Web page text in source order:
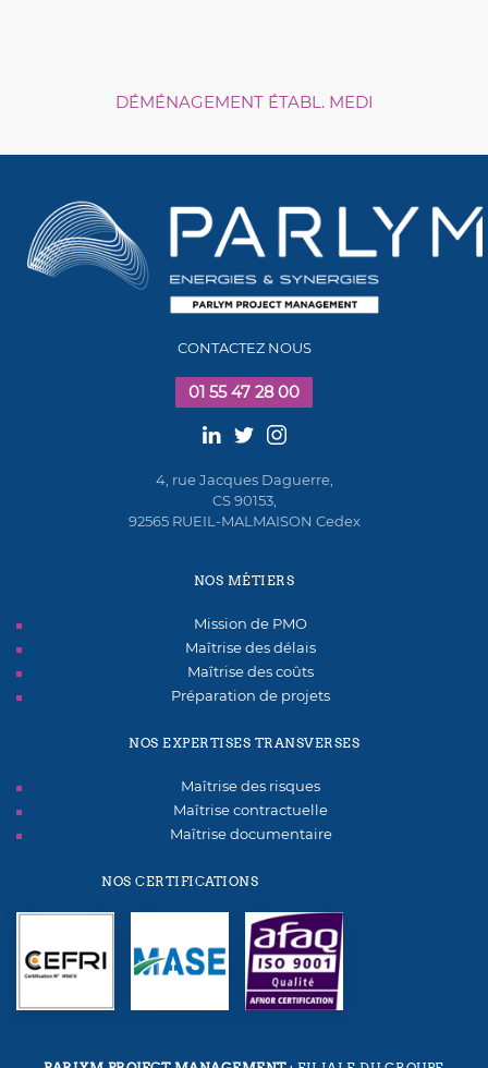
DÉMÉNAGEMENT ÉTABL. MEDI
CONTACTEZ NOUS
01 55 47 28 00
4, rue Jacques Daguerre,
CS 90153,
92565 RUEIL-MALMAISON Cedex
NOS MÉTIERS
Mission de PMO
Maîtrise des délais
Maîtrise des coûts
Préparation de projets
NOS EXPERTISES TRANSVERSES
Maîtrise des risques
Maîtrise contractuelle
Maîtrise documentaire
NOS CERTIFICATIONS